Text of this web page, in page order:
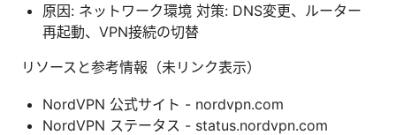
原因: ネットワーク環境 対策: DNS変更、ルーター
再起動、VPN接続の切替
リソースと参考情報（未リンク表示）
NordVPN 公式サイト - nordvpn.com
NordVPN ステータス - status.nordvpn.com